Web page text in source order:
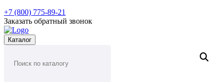
+7 (800) 775-89-21
Заказать обратный звонок
Каталог